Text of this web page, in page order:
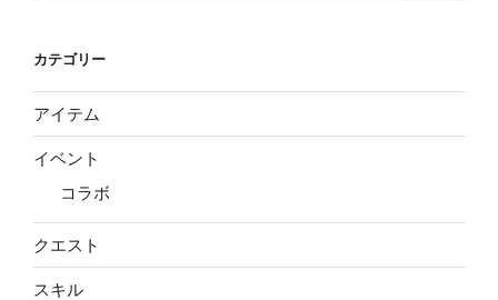
カテゴリー
アイテム
イベント
コラボ
クエスト
スキル